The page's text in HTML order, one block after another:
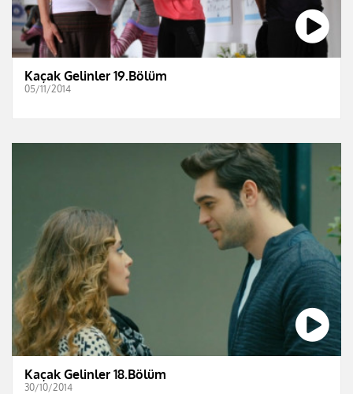
Kaçak Gelinler 19.Bölüm
05/11/2014
Kaçak Gelinler 18.Bölüm
30/10/2014